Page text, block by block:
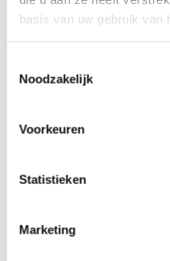
basis van uw gebruik van
Noodzakelijk
Voorkeuren
Statistieken
Marketing